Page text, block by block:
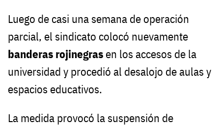
Luego de casi una semana de operación
parcial, el sindicato colocó nuevamente
banderas rojinegras en los accesos de la
universidad y procedió al desalojo de aulas y
espacios educativos.
La medida provocó la suspensión de